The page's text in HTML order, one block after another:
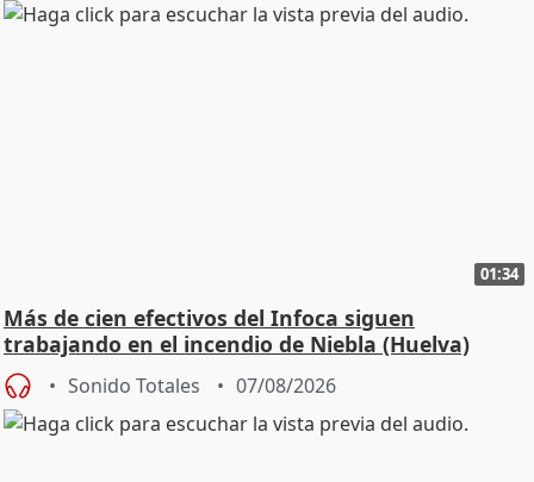
01:34
Más de cien efectivos del Infoca siguen
trabajando en el incendio de Niebla (Huelva)
Sonido Totales 07/08/2026